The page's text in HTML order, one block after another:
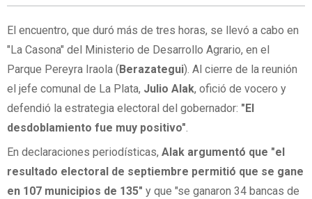
El encuentro, que duró más de tres horas, se llevó a cabo en
"La Casona" del Ministerio de Desarrollo Agrario, en el
Parque Pereyra Iraola ( Berazategui). Al cierre de la reunión
el jefe comunal de La Plata, Julio Alak, ofició de vocero y
defendió la estrategia electoral del gobernador: "El
desdoblamiento fue muy positivo".
En declaraciones periodísticas, Alak argumentó que "el
resultado electoral de septiembre permitió que se gane
en 107 municipios de 135" y que "se ganaron 34 bancas de